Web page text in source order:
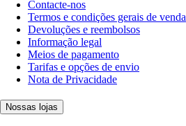
Contacte-nos
Termos e condições gerais de venda
Devoluções e reembolsos
Informação legal
Meios de pagamento
Tarifas e opções de envio
Nota de Privacidade
Nossas lojas